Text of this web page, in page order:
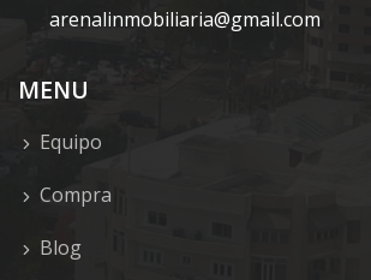
arenalinmobiliaria@gmail.com
MENU
Equipo
Compra
Blog